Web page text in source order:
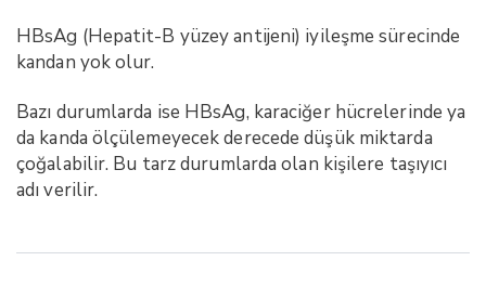
HBsAg (Hepatit-B yüzey antijeni) iyileşme sürecinde
kandan yok olur.
Bazı durumlarda ise HBsAg, karaciğer hücrelerinde ya
da kanda ölçülemeyecek derecede düşük miktarda
çoğalabilir. Bu tarz durumlarda olan kişilere taşıyıcı
adı verilir.